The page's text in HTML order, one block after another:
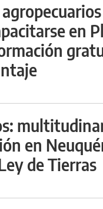
en
en
de Tierras